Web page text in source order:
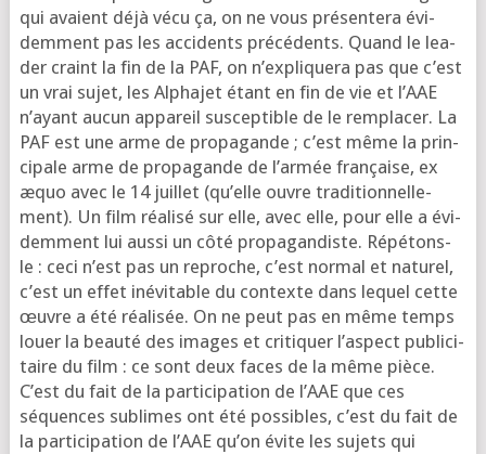
qui avaient déjà vécu ça, on ne vous pré­sen­te­ra évi­
dem­ment pas les acci­dents pré­cé­dents. Quand le lea­
der craint la fin de la PAF, on n’ex­pli­que­ra pas que c’est
un vrai sujet, les Alphajet étant en fin de vie et l’AAE
n’ayant aucun appa­reil sus­cep­tible de le rem­pla­cer. La
PAF est une arme de pro­pa­gande ; c’est même la prin­
ci­pale arme de pro­pa­gande de l’ar­mée fran­çaise, ex
æquo avec le 14 juillet (qu’elle ouvre tra­di­tion­nel­le­
ment). Un film réa­li­sé sur elle, avec elle, pour elle a évi­
dem­ment lui aus­si un côté pro­pa­gan­diste. Répétons-
le : ceci n’est pas un reproche, c’est nor­mal et natu­rel,
c’est un effet inévi­table du contexte dans lequel cette
œuvre a été réa­li­sée. On ne peut pas en même temps
louer la beau­té des images et cri­ti­quer l’as­pect publi­ci­
taire du film : ce sont deux faces de la même pièce.
C’est du fait de la par­ti­ci­pa­tion de l’AAE que ces
séquences sublimes ont été pos­sibles, c’est du fait de
la par­ti­ci­pa­tion de l’AAE qu’on évite les sujets qui